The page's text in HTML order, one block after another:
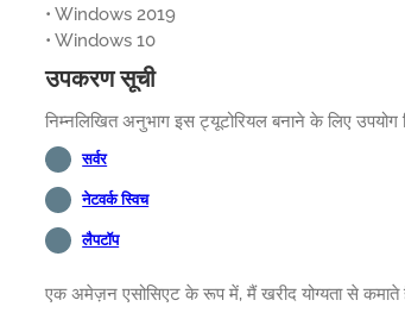
• Windows 2019
• Windows 10
उपकरण सूची
निम्नलिखित अनुभाग इस ट्यूटोरियल बनाने के लिए
सर्वर
नेटवर्क स्विच
लैपटॉप
एक अमेज़न एसोसिएट के रूप में, मैं खरीद योग्यता से कमाते